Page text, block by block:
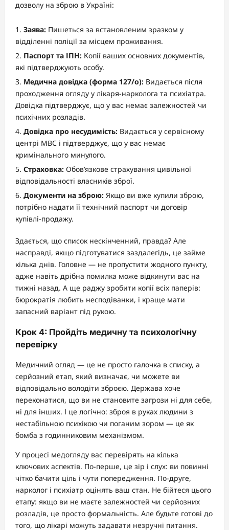
дозволу на зброю в Україні:
Заява: Пишеться за встановленим зразком у
відділенні поліції за місцем проживання.
Паспорт та ІПН: Копії ваших основних документів,
які підтверджують особу.
Медична довідка (форма 127/о): Видається після
проходження огляду у лікаря-нарколога та психіатра.
Довідка підтверджує, що у вас немає залежностей чи
психічних розладів.
Довідка про несудимість: Видається у сервісному
центрі МВС і підтверджує, що у вас немає
кримінального минулого.
Страховка: Обов’язкове страхування цивільної
відповідальності власників зброї.
Документи на зброю: Якщо ви вже купили зброю,
потрібно надати її технічний паспорт чи договір
купівлі-продажу.
Здається, що список нескінченний, правда? Але
насправді, якщо підготуватися заздалегідь, це займе
кілька днів. Головне — не пропустити жодного пункту,
адже навіть дрібна помилка може відкинути вас на
тижні назад. А ще раджу зробити копії всіх паперів:
бюрократія любить несподіванки, і краще мати
запасний варіант під рукою.
Крок 4: Пройдіть медичну та психологічну
перевірку
Медичний огляд — це не просто галочка в списку, а
серйозний етап, який визначає, чи можете ви
відповідально володіти зброєю. Держава хоче
переконатися, що ви не становите загрози ні для себе,
ні для інших. І це логічно: зброя в руках людини з
нестабільною психікою чи поганим зором — це як
бомба з годинниковим механізмом.
У процесі медогляду вас перевірять на кілька
ключових аспектів. По-перше, це зір і слух: ви повинні
чітко бачити ціль і чути попередження. По-друге,
нарколог і психіатр оцінять ваш стан. Не бійтеся цього
етапу: якщо ви не маєте залежностей чи серйозних
розладів, це просто формальність. Але будьте готові до
того, що лікарі можуть задавати незручні питання.